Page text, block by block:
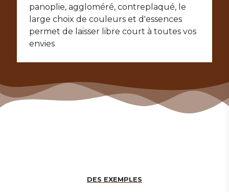
panoplie, aggloméré, contreplaqué, le
large choix de couleurs et d'essences
permet de laisser libre court à toutes vos
envies
DES EXEMPLES